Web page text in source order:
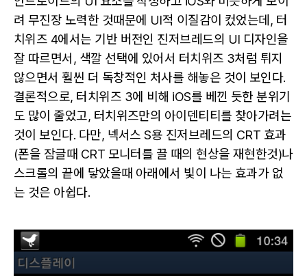
려 무진장 노력한 것때문에 UI적 이질감이 컸었는데, 터
치위즈 4에서는 기반 버전인 진저브레드의 UI 디자인을
잘 따르면서, 색깔 선택에 있어서 터치위즈 3처럼 튀지
않으면서 훨씬 더 독창적인 처사를 해놓은 것이 보인다.
결론적으로, 터치위즈 3에 비해 iOS를 베낀 듯한 분위기
도 많이 줄었고, 터치위즈만의 아이덴티티를 찾아가려는
것이 보인다. 다만, 넥서스 S용 진저브레드의 CRT 효과
(폰을 잠글때 CRT 모니터를 끌 때의 현상을 재현한것)나
스크롤의 끝에 닿았을때 아래에서 빛이 나는 효과가 없
는 것은 아쉽다.